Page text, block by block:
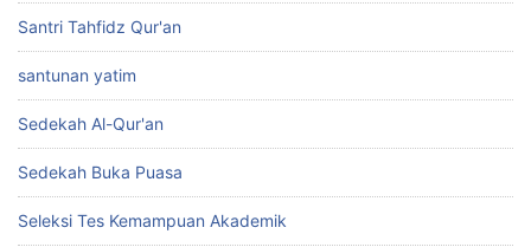
Santri Tahfidz Qur'an
santunan yatim
Sedekah Al-Qur'an
Sedekah Buka Puasa
Seleksi Tes Kemampuan Akademik